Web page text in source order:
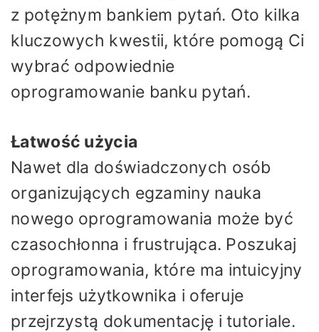
z potężnym bankiem pytań. Oto kilka
kluczowych kwestii, które pomogą Ci
wybrać odpowiednie
oprogramowanie banku pytań.
Łatwość użycia
Nawet dla doświadczonych osób
organizujących egzaminy nauka
nowego oprogramowania może być
czasochłonna i frustrująca. Poszukaj
oprogramowania, które ma intuicyjny
interfejs użytkownika i oferuje
przejrzystą dokumentację i tutoriale.